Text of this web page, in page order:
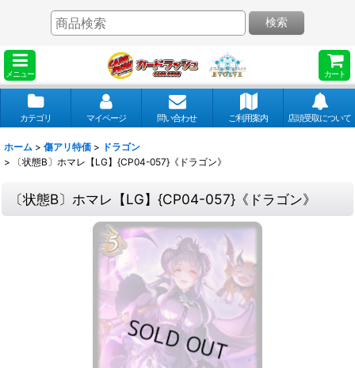
メニュー カート
検索
カテゴリ マイページ 問い合わせ ご利用案内 店頭受取について
ホーム > 傷アリ特価 > ドラゴン
>
〔状態B〕ホマレ【LG】{CP04-057}《ドラゴン》
〔状態B〕ホマレ【LG】{CP04-057}《ドラゴン》